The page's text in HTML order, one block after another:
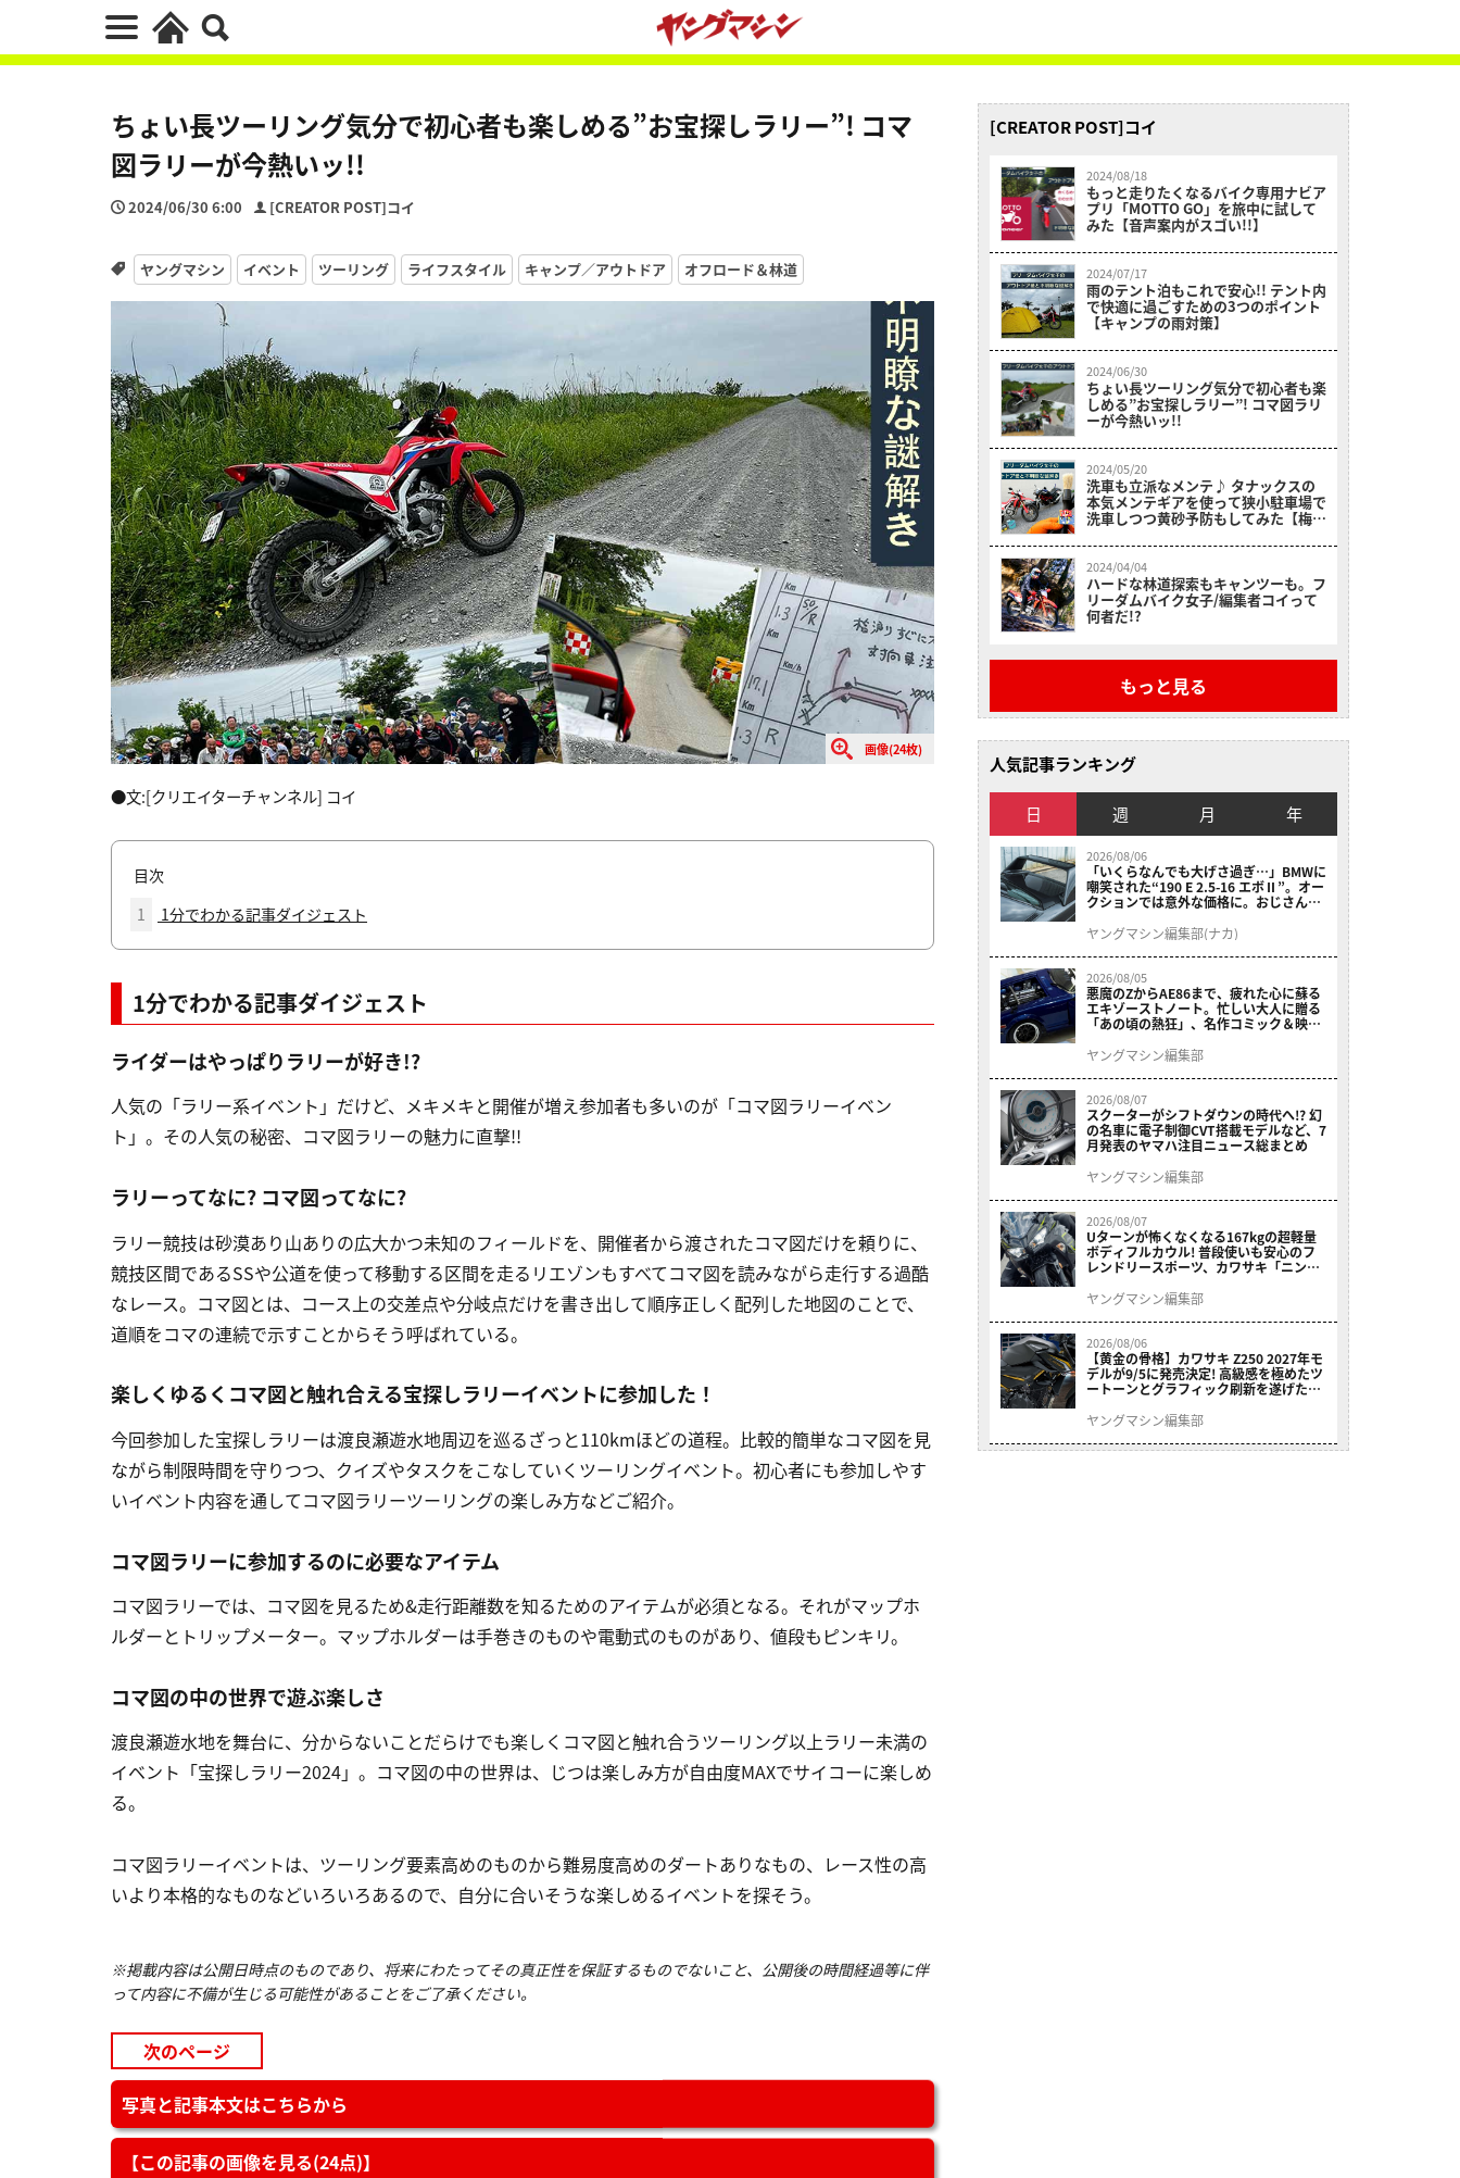
ちょい長ツーリング気分で初心者も楽しめる”お宝探しラリー”! コマ
図ラリーが今熱いッ!!
2024/06/30 6:00 [CREATOR POST]コイ
ヤングマシン イベント ツーリング ライフスタイル キャンプ／アウトドア オフロード＆林道
画像(24枚)
●文:[クリエイターチャンネル] コイ
目次
1
1分でわかる記事ダイジェスト
1分でわかる記事ダイジェスト
ライダーはやっぱりラリーが好き!?
人気の「ラリー系イベント」だけど、メキメキと開催が増え参加者も多いのが「コマ図ラリーイベン
ト」。その人気の秘密、コマ図ラリーの魅力に直撃!!
ラリーってなに? コマ図ってなに?
ラリー競技は砂漠あり山ありの広大かつ未知のフィールドを、開催者から渡されたコマ図だけを頼りに、
競技区間であるSSや公道を使って移動する区間を走るリエゾンもすべてコマ図を読みながら走行する過酷
なレース。コマ図とは、コース上の交差点や分岐点だけを書き出して順序正しく配列した地図のことで、
道順をコマの連続で示すことからそう呼ばれている。
楽しくゆるくコマ図と触れ合える宝探しラリーイベントに参加した！
今回参加した宝探しラリーは渡良瀬遊水地周辺を巡るざっと110kmほどの道程。比較的簡単なコマ図を見
ながら制限時間を守りつつ、クイズやタスクをこなしていくツーリングイベント。初心者にも参加しやす
いイベント内容を通してコマ図ラリーツーリングの楽しみ方などご紹介。
コマ図ラリーに参加するのに必要なアイテム
コマ図ラリーでは、コマ図を見るため&走行距離数を知るためのアイテムが必須となる。それがマップホ
ルダーとトリップメーター。マップホルダーは手巻きのものや電動式のものがあり、値段もピンキリ。
コマ図の中の世界で遊ぶ楽しさ
渡良瀬遊水地を舞台に、分からないことだらけでも楽しくコマ図と触れ合うツーリング以上ラリー未満の
イベント「宝探しラリー2024」。コマ図の中の世界は、じつは楽しみ方が自由度MAXでサイコーに楽しめ
る。
コマ図ラリーイベントは、ツーリング要素高めのものから難易度高めのダートありなもの、レース性の高
いより本格的なものなどいろいろあるので、自分に合いそうな楽しめるイベントを探そう。
※掲載内容は公開日時点のものであり、将来にわたってその真正性を保証するものでないこと、公開後の時間経過等に伴
って内容に不備が生じる可能性があることをご了承ください。
次のページ
写真と記事本文はこちらから
【この記事の画像を見る(24点)】
[CREATOR POST]コイ
2024/08/18
もっと走りたくなるバイク専用ナビア
プリ「MOTTO GO」を旅中に試して
みた【音声案内がスゴい!!】
2024/07/17
雨のテント泊もこれで安心!! テント内
で快適に過ごすための3つのポイント
【キャンプの雨対策】
2024/06/30
ちょい長ツーリング気分で初心者も楽
しめる”お宝探しラリー”! コマ図ラリ
ーが今熱いッ!!
2024/05/20
洗車も立派なメンテ♪ タナックスの
本気メンテギアを使って狭小駐車場で
洗車しつつ黄砂予防もしてみた【梅雨
2024/04/04
ハードな林道探索もキャンツーも。フ
リーダムバイク女子/編集者コイって
何者だ!?
もっと見る
人気記事ランキング
日 週 月 年
2026/08/06
「いくらなんでも大げさ過ぎ…」BMWに
嘲笑された“190 E 2.5-16 エボⅡ”。オー
クションでは意外な価格に。おじさん達
ヤングマシン編集部(ナカ)
2026/08/05
悪魔のZからAE86まで、疲れた心に蘇る
エキゾーストノート。忙しい大人に贈る
「あの頃の熱狂」、名作コミック＆映画
結！
ヤングマシン編集部
2026/08/07
スクーターがシフトダウンの時代へ!? 幻
の名車に電子制御CVT搭載モデルなど、7
月発表のヤマハ注目ニュース総まとめ
ヤングマシン編集部
2026/08/07
Uターンが怖くなくなる167kgの超軽量
ボディフルカウル! 普段使いも安心のフ
レンドリースポーツ、カワサキ「ニンジ
9/5発売
ヤングマシン編集部
2026/08/06
【黄金の骨格】カワサキ Z250 2027年モ
デルが9/5に発売決定! 高級感を極めたツ
ートーンとグラフィック刷新を遂げた本
ヤングマシン編集部